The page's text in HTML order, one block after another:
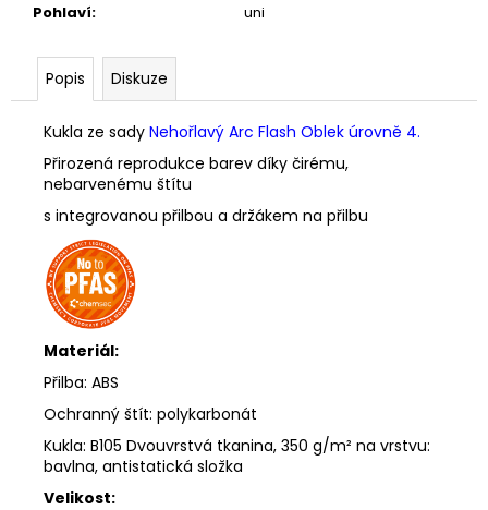
Pohlaví: uni
Popis Diskuze
Kukla ze sady Nehořlavý Arc Flash Oblek úrovně 4.
Přirozená reprodukce barev díky čirému,
nebarvenému štítu
s integrovanou přilbou a držákem na přilbu
Materiál:
Přilba: ABS
Ochranný štít: polykarbonát
Kukla: B105 Dvouvrstvá tkanina, 350 g/m² na vrstvu:
bavlna, antistatická složka
Velikost: